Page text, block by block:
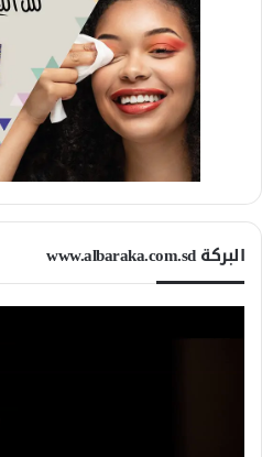
البركة www.albaraka.com.sd